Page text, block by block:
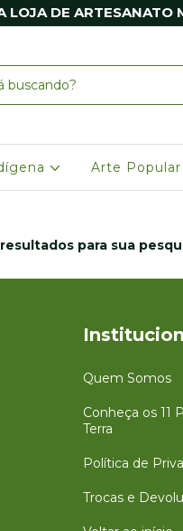
LOJA DE ARTESANATO
Arte Popular
para sua
Quem Somos
Conheça os 11
Terra
Política de
Trocas e